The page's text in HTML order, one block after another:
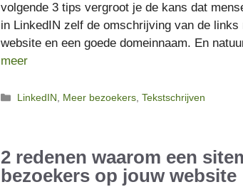
volgende 3 tips vergroot je de kans dat
in LinkedIN zelf de omschrijving van de
website en een goede domeinnaam. En
meer
Categorieën
LinkedIN, Meer bezoekers,Tekstschrijven
2 redenen waarom een
bezoekers op jouw website